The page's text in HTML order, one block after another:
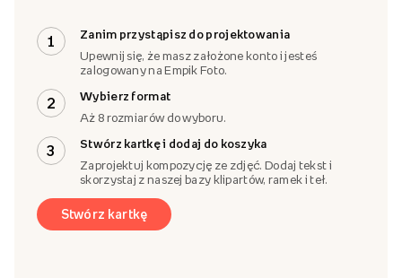
1
Zanim przystąpisz do projektowania
Upewnij się, że masz założone konto i jesteś
zalogowany na Empik Foto.
2
Wybierz format
Aż 8 rozmiarów do wyboru.
3
Stwórz kartkę i dodaj do koszyka
Zaprojektuj kompozycję ze zdjęć. Dodaj tekst i
skorzystaj z naszej bazy klipartów, ramek i teł.
Stwórz kartkę